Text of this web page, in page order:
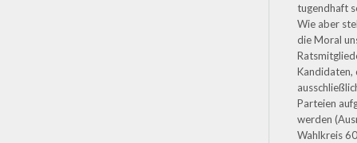
tugendhaft
Wie aber
die Moral
Kandidaten,
Parteien
werden
Wahlkreis